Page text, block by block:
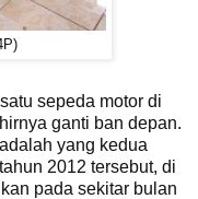
sepeda motor di
ganti ban depan.
yang kedua
2012 tersebut, di
pada sekitar bulan